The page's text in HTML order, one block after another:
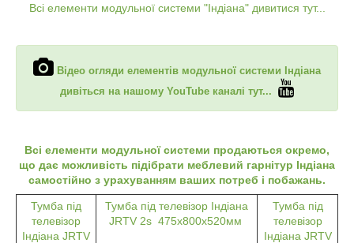
Всі елементи модульної системи "Індіана" дивитися тут...
Відео огляди елементів модульної системи Індіана
дивіться на нашому YouTube каналі тут...
Всі елементи модульної системи продаються окремо,
що дає можливість підібрати меблевий гарнітур Індіана
самостійно з урахуванням ваших потреб і побажань.
Тумба під
телевізор
Індіана JRTV
Тумба під телевізор Індіана
JRTV 2s 475х800х520мм
Тумба під
телевізор
Індіана JRTV